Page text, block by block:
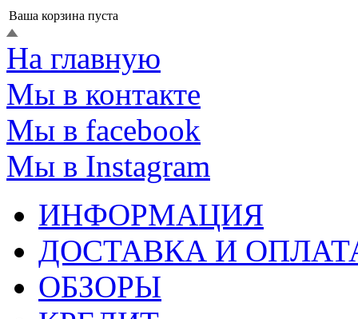
Ваша корзина пуста
На главную
Мы в контакте
Мы в facebook
Мы в Instagram
ИНФОРМАЦИЯ
ДОСТАВКА И
ОБЗОРЫ